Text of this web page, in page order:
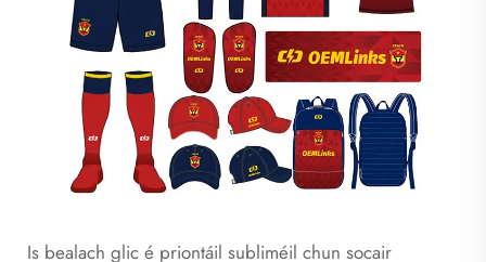
Is bealach glic é priontáil subliméil chun socair